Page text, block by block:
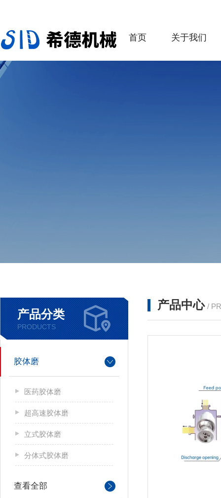
首页 关于我们
产品分类
PRODUCTS
胶体磨
医药胶体磨
超高速胶体磨
立式胶体磨
分体式胶体磨
查看全部
产品中心 /